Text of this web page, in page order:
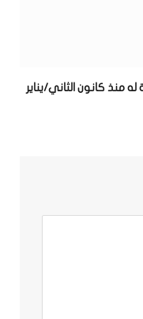
منذ كانون الثاني/يناير